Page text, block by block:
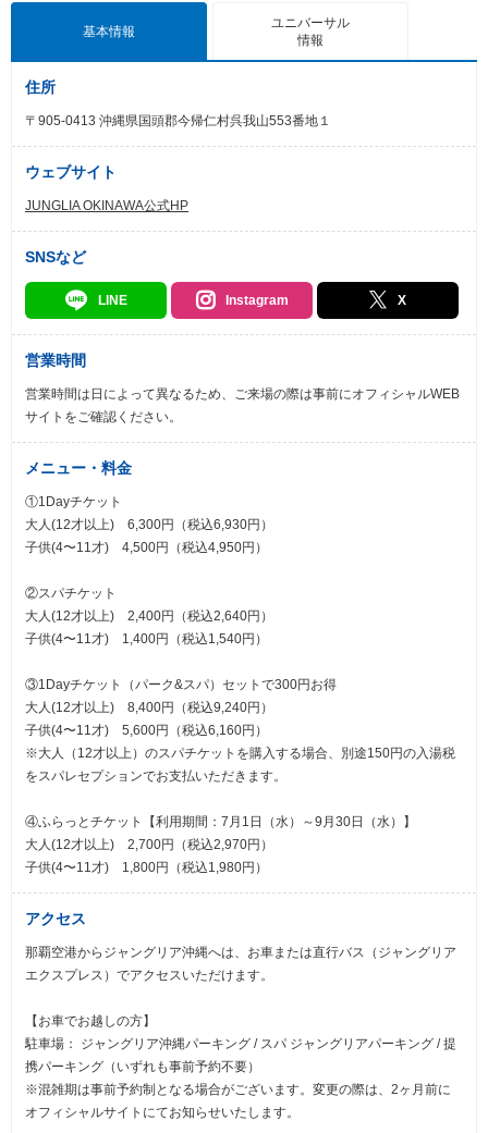
基本情報
ユニバーサル
情報
住所
〒905-0413 沖縄県国頭郡今帰仁村呉我山553番地１
ウェブサイト
JUNGLIA OKINAWA公式HP
SNSなど
LINE Instagram X
営業時間
営業時間は日によって異なるため、ご来場の際は事前にオフィシャルWEB
サイトをご確認ください。
メニュー・料金
①1Dayチケット
大人(12才以上) 6,300円（税込6,930円）
子供(4〜11才) 4,500円（税込4,950円）
②スパチケット
大人(12才以上) 2,400円（税込2,640円）
子供(4〜11才) 1,400円（税込1,540円）
③1Dayチケット（パーク&スパ）セットで300円お得
大人(12才以上) 8,400円（税込9,240円）
子供(4〜11才) 5,600円（税込6,160円）
※大人（12才以上）のスパチケットを購入する場合、別途150円の入湯税
をスパレセプションでお支払いただきます。
④ふらっとチケット【利用期間：7月1日（水）～9月30日（水）】
大人(12才以上) 2,700円（税込2,970円）
子供(4〜11才) 1,800円（税込1,980円）
アクセス
那覇空港からジャングリア沖縄へは、お車または直行バス（ジャングリア
エクスプレス）でアクセスいただけます。
【お車でお越しの方】
駐車場： ジャングリア沖縄パーキング / スパ ジャングリアパーキング / 提
携パーキング（いずれも事前予約不要）
※混雑期は事前予約制となる場合がございます。変更の際は、2ヶ月前に
オフィシャルサイトにてお知らせいたします。